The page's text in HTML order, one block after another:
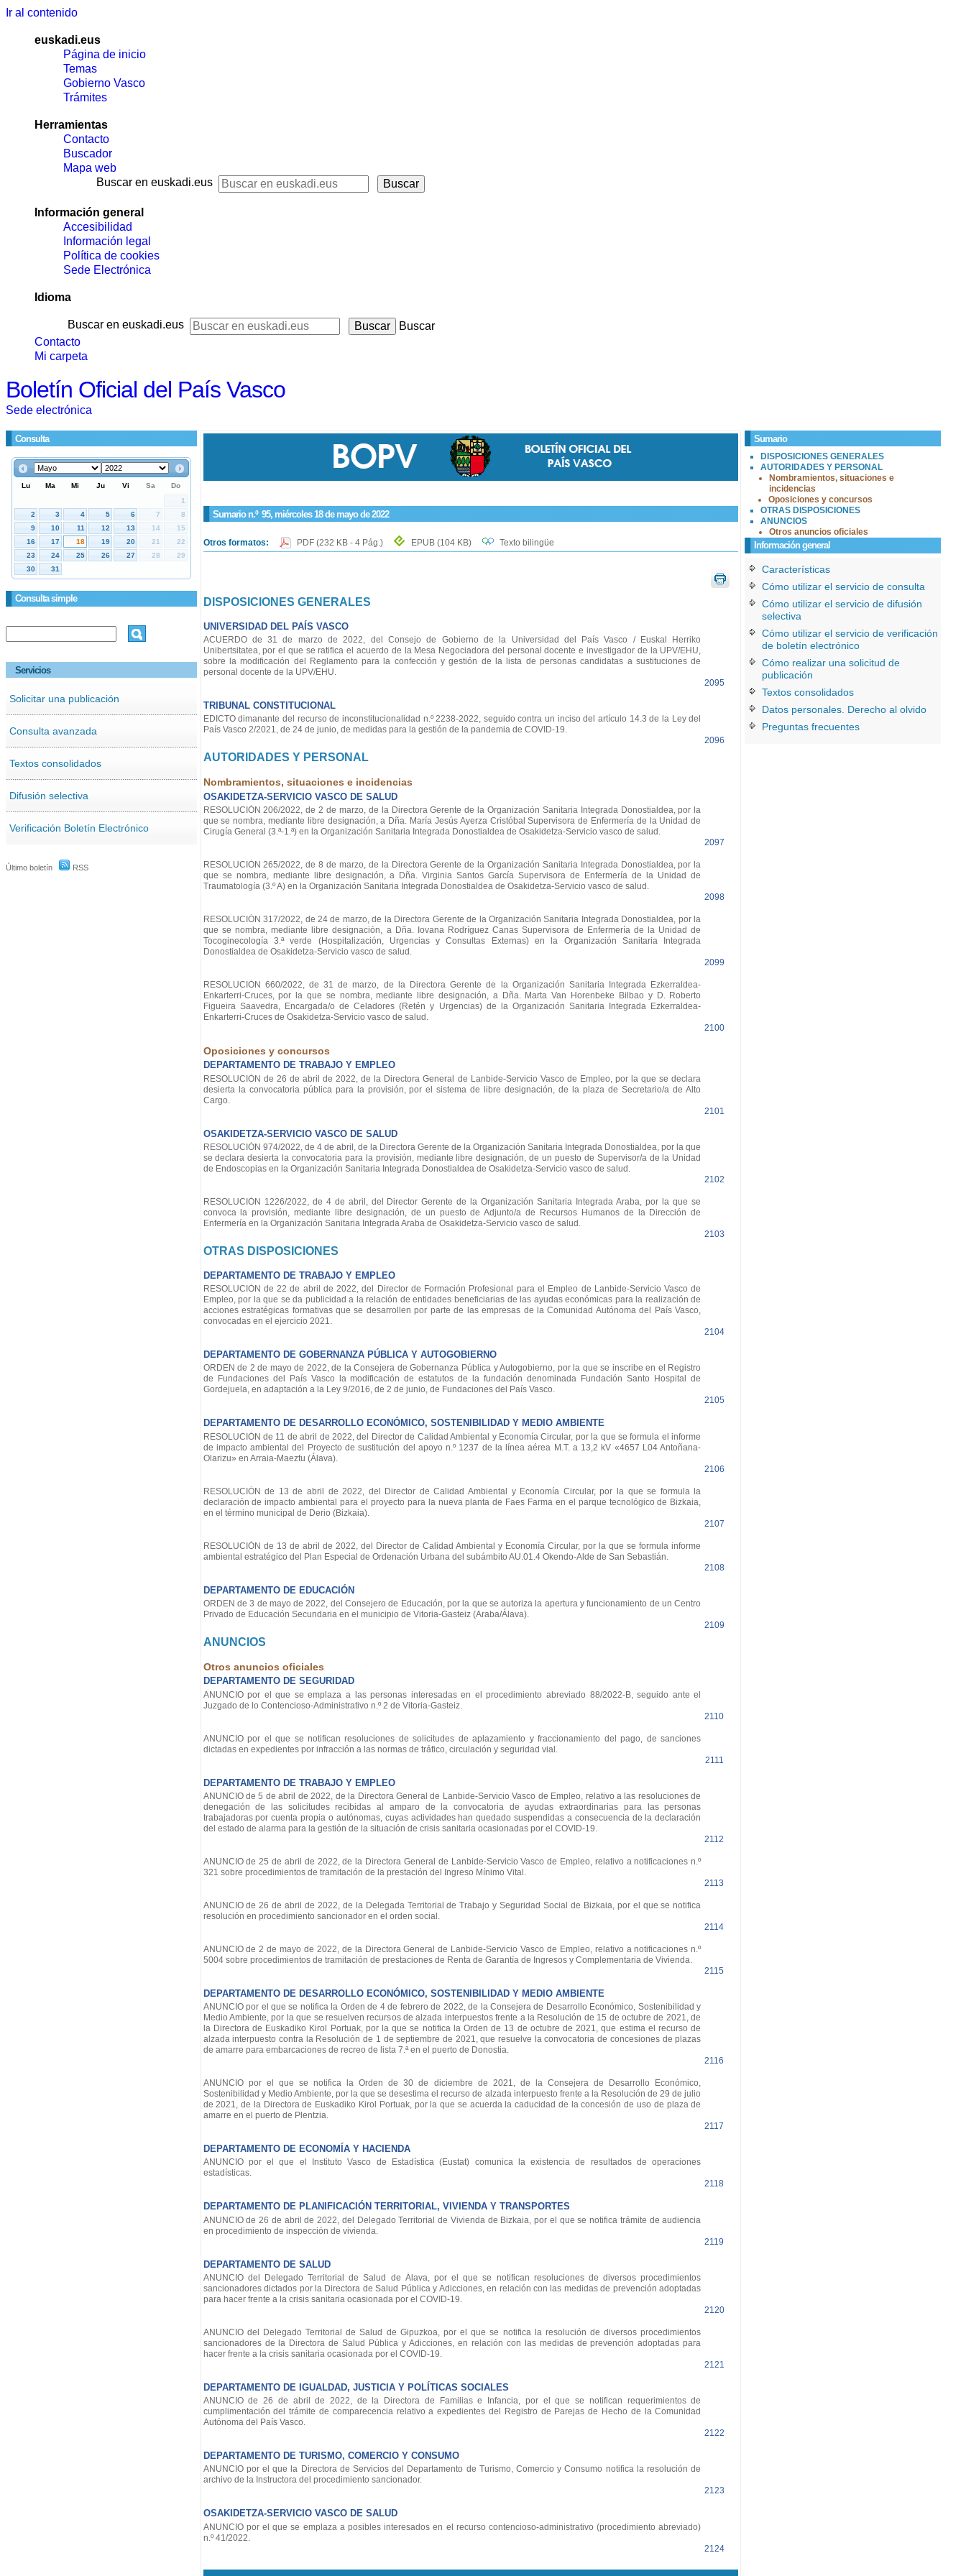
Ir al contenido
euskadi.eus
Página de inicio
Temas
Gobierno Vasco
Trámites
Herramientas
Contacto
Buscador
Mapa web
Buscar en euskadi.eus
Información general
Accesibilidad
Información legal
Política de cookies
Sede Electrónica
Idioma
Buscar en euskadi.eus
Buscar
Contacto
Mi carpeta
Boletín Oficial del País Vasco
Sede electrónica
Consulta
Consulta simple
Servicios
Solicitar una publicación
Consulta avanzada
Textos consolidados
Difusión selectiva
Verificación Boletín Electrónico
Último boletín RSS
Sumario n.º 95, miércoles 18 de mayo de 2022
Otros formatos: PDF (232 KB - 4 Pág.) EPUB (104 KB) Texto bilingüe
DISPOSICIONES GENERALES
UNIVERSIDAD DEL PAÍS VASCO
ACUERDO de 31 de marzo de 2022, del Consejo de Gobierno de la Universidad del País Vasco / Euskal Herriko
Unibertsitatea, por el que se ratifica el acuerdo de la Mesa Negociadora del personal docente e investigador de la UPV/EHU,
sobre la modificación del Reglamento para la confección y gestión de la lista de personas candidatas a sustituciones de
personal docente de la UPV/EHU.
2095
TRIBUNAL CONSTITUCIONAL
EDICTO dimanante del recurso de inconstitucionalidad n.º 2238-2022, seguido contra un inciso del artículo 14.3 de la Ley del
País Vasco 2/2021, de 24 de junio, de medidas para la gestión de la pandemia de COVID-19.
2096
AUTORIDADES Y PERSONAL
Nombramientos, situaciones e incidencias
OSAKIDETZA-SERVICIO VASCO DE SALUD
RESOLUCIÓN 206/2022, de 2 de marzo, de la Directora Gerente de la Organización Sanitaria Integrada Donostialdea, por la
que se nombra, mediante libre designación, a Dña. María Jesús Ayerza Cristóbal Supervisora de Enfermería de la Unidad de
Cirugía General (3.ª-1.ª) en la Organización Sanitaria Integrada Donostialdea de Osakidetza-Servicio vasco de salud.
2097
RESOLUCIÓN 265/2022, de 8 de marzo, de la Directora Gerente de la Organización Sanitaria Integrada Donostialdea, por la
que se nombra, mediante libre designación, a Dña. Virginia Santos García Supervisora de Enfermería de la Unidad de
Traumatología (3.º A) en la Organización Sanitaria Integrada Donostialdea de Osakidetza-Servicio vasco de salud.
2098
RESOLUCIÓN 317/2022, de 24 de marzo, de la Directora Gerente de la Organización Sanitaria Integrada Donostialdea, por la
que se nombra, mediante libre designación, a Dña. Iovana Rodríguez Canas Supervisora de Enfermería de la Unidad de
Tocoginecología 3.ª verde (Hospitalización, Urgencias y Consultas Externas) en la Organización Sanitaria Integrada
Donostialdea de Osakidetza-Servicio vasco de salud.
2099
RESOLUCIÓN 660/2022, de 31 de marzo, de la Directora Gerente de la Organización Sanitaria Integrada Ezkerraldea-
Enkarterri-Cruces, por la que se nombra, mediante libre designación, a Dña. Marta Van Horenbeke Bilbao y D. Roberto
Figueira Saavedra, Encargada/o de Celadores (Retén y Urgencias) de la Organización Sanitaria Integrada Ezkerraldea-
Enkarterri-Cruces de Osakidetza-Servicio vasco de salud.
2100
Oposiciones y concursos
DEPARTAMENTO DE TRABAJO Y EMPLEO
RESOLUCIÓN de 26 de abril de 2022, de la Directora General de Lanbide-Servicio Vasco de Empleo, por la que se declara
desierta la convocatoria pública para la provisión, por el sistema de libre designación, de la plaza de Secretario/a de Alto
Cargo.
2101
OSAKIDETZA-SERVICIO VASCO DE SALUD
RESOLUCIÓN 974/2022, de 4 de abril, de la Directora Gerente de la Organización Sanitaria Integrada Donostialdea, por la que
se declara desierta la convocatoria para la provisión, mediante libre designación, de un puesto de Supervisor/a de la Unidad
de Endoscopias en la Organización Sanitaria Integrada Donostialdea de Osakidetza-Servicio vasco de salud.
2102
RESOLUCIÓN 1226/2022, de 4 de abril, del Director Gerente de la Organización Sanitaria Integrada Araba, por la que se
convoca la provisión, mediante libre designación, de un puesto de Adjunto/a de Recursos Humanos de la Dirección de
Enfermería en la Organización Sanitaria Integrada Araba de Osakidetza-Servicio vasco de salud.
2103
OTRAS DISPOSICIONES
DEPARTAMENTO DE TRABAJO Y EMPLEO
RESOLUCIÓN de 22 de abril de 2022, del Director de Formación Profesional para el Empleo de Lanbide-Servicio Vasco de
Empleo, por la que se da publicidad a la relación de entidades beneficiarias de las ayudas económicas para la realización de
acciones estratégicas formativas que se desarrollen por parte de las empresas de la Comunidad Autónoma del País Vasco,
convocadas en el ejercicio 2021.
2104
DEPARTAMENTO DE GOBERNANZA PÚBLICA Y AUTOGOBIERNO
ORDEN de 2 de mayo de 2022, de la Consejera de Gobernanza Pública y Autogobierno, por la que se inscribe en el Registro
de Fundaciones del País Vasco la modificación de estatutos de la fundación denominada Fundación Santo Hospital de
Gordejuela, en adaptación a la Ley 9/2016, de 2 de junio, de Fundaciones del País Vasco.
2105
DEPARTAMENTO DE DESARROLLO ECONÓMICO, SOSTENIBILIDAD Y MEDIO AMBIENTE
RESOLUCIÓN de 11 de abril de 2022, del Director de Calidad Ambiental y Economía Circular, por la que se formula el informe
de impacto ambiental del Proyecto de sustitución del apoyo n.º 1237 de la línea aérea M.T. a 13,2 kV «4657 L04 Antoñana-
Olarizu» en Arraia-Maeztu (Álava).
2106
RESOLUCIÓN de 13 de abril de 2022, del Director de Calidad Ambiental y Economía Circular, por la que se formula la
declaración de impacto ambiental para el proyecto para la nueva planta de Faes Farma en el parque tecnológico de Bizkaia,
en el término municipal de Derio (Bizkaia).
2107
RESOLUCIÓN de 13 de abril de 2022, del Director de Calidad Ambiental y Economía Circular, por la que se formula informe
ambiental estratégico del Plan Especial de Ordenación Urbana del subámbito AU.01.4 Okendo-Alde de San Sebastián.
2108
DEPARTAMENTO DE EDUCACIÓN
ORDEN de 3 de mayo de 2022, del Consejero de Educación, por la que se autoriza la apertura y funcionamiento de un Centro
Privado de Educación Secundaria en el municipio de Vitoria-Gasteiz (Araba/Álava).
2109
ANUNCIOS
Otros anuncios oficiales
DEPARTAMENTO DE SEGURIDAD
ANUNCIO por el que se emplaza a las personas interesadas en el procedimiento abreviado 88/2022-B, seguido ante el
Juzgado de lo Contencioso-Administrativo n.º 2 de Vitoria-Gasteiz.
2110
ANUNCIO por el que se notifican resoluciones de solicitudes de aplazamiento y fraccionamiento del pago, de sanciones
dictadas en expedientes por infracción a las normas de tráfico, circulación y seguridad vial.
2111
DEPARTAMENTO DE TRABAJO Y EMPLEO
ANUNCIO de 5 de abril de 2022, de la Directora General de Lanbide-Servicio Vasco de Empleo, relativo a las resoluciones de
denegación de las solicitudes recibidas al amparo de la convocatoria de ayudas extraordinarias para las personas
trabajadoras por cuenta propia o autónomas, cuyas actividades han quedado suspendidas a consecuencia de la declaración
del estado de alarma para la gestión de la situación de crisis sanitaria ocasionadas por el COVID-19.
2112
ANUNCIO de 25 de abril de 2022, de la Directora General de Lanbide-Servicio Vasco de Empleo, relativo a notificaciones n.º
321 sobre procedimientos de tramitación de la prestación del Ingreso Mínimo Vital.
2113
ANUNCIO de 26 de abril de 2022, de la Delegada Territorial de Trabajo y Seguridad Social de Bizkaia, por el que se notifica
resolución en procedimiento sancionador en el orden social.
2114
ANUNCIO de 2 de mayo de 2022, de la Directora General de Lanbide-Servicio Vasco de Empleo, relativo a notificaciones n.º
5004 sobre procedimientos de tramitación de prestaciones de Renta de Garantía de Ingresos y Complementaria de Vivienda.
2115
DEPARTAMENTO DE DESARROLLO ECONÓMICO, SOSTENIBILIDAD Y MEDIO AMBIENTE
ANUNCIO por el que se notifica la Orden de 4 de febrero de 2022, de la Consejera de Desarrollo Económico, Sostenibilidad y
Medio Ambiente, por la que se resuelven recursos de alzada interpuestos frente a la Resolución de 15 de octubre de 2021, de
la Directora de Euskadiko Kirol Portuak, por la que se notifica la Orden de 13 de octubre de 2021, que estima el recurso de
alzada interpuesto contra la Resolución de 1 de septiembre de 2021, que resuelve la convocatoria de concesiones de plazas
de amarre para embarcaciones de recreo de lista 7.ª en el puerto de Donostia.
2116
ANUNCIO por el que se notifica la Orden de 30 de diciembre de 2021, de la Consejera de Desarrollo Económico,
Sostenibilidad y Medio Ambiente, por la que se desestima el recurso de alzada interpuesto frente a la Resolución de 29 de julio
de 2021, de la Directora de Euskadiko Kirol Portuak, por la que se acuerda la caducidad de la concesión de uso de plaza de
amarre en el puerto de Plentzia.
2117
DEPARTAMENTO DE ECONOMÍA Y HACIENDA
ANUNCIO por el que el Instituto Vasco de Estadística (Eustat) comunica la existencia de resultados de operaciones
estadísticas.
2118
DEPARTAMENTO DE PLANIFICACIÓN TERRITORIAL, VIVIENDA Y TRANSPORTES
ANUNCIO de 26 de abril de 2022, del Delegado Territorial de Vivienda de Bizkaia, por el que se notifica trámite de audiencia
en procedimiento de inspección de vivienda.
2119
DEPARTAMENTO DE SALUD
ANUNCIO del Delegado Territorial de Salud de Álava, por el que se notifican resoluciones de diversos procedimientos
sancionadores dictados por la Directora de Salud Pública y Adicciones, en relación con las medidas de prevención adoptadas
para hacer frente a la crisis sanitaria ocasionada por el COVID-19.
2120
ANUNCIO del Delegado Territorial de Salud de Gipuzkoa, por el que se notifica la resolución de diversos procedimientos
sancionadores de la Directora de Salud Pública y Adicciones, en relación con las medidas de prevención adoptadas para
hacer frente a la crisis sanitaria ocasionada por el COVID-19.
2121
DEPARTAMENTO DE IGUALDAD, JUSTICIA Y POLÍTICAS SOCIALES
ANUNCIO de 26 de abril de 2022, de la Directora de Familias e Infancia, por el que se notifican requerimientos de
cumplimentación del trámite de comparecencia relativo a expedientes del Registro de Parejas de Hecho de la Comunidad
Autónoma del País Vasco.
2122
DEPARTAMENTO DE TURISMO, COMERCIO Y CONSUMO
ANUNCIO por el que la Directora de Servicios del Departamento de Turismo, Comercio y Consumo notifica la resolución de
archivo de la Instructora del procedimiento sancionador.
2123
OSAKIDETZA-SERVICIO VASCO DE SALUD
ANUNCIO por el que se emplaza a posibles interesados en el recurso contencioso-administrativo (procedimiento abreviado)
n.º 41/2022.
2124
Sumario
DISPOSICIONES GENERALES
AUTORIDADES Y PERSONAL
Nombramientos, situaciones e
incidencias
Oposiciones y concursos
OTRAS DISPOSICIONES
ANUNCIOS
Otros anuncios oficiales
Información general
Características
Cómo utilizar el servicio de consulta
Cómo utilizar el servicio de difusión
selectiva
Cómo utilizar el servicio de verificación
de boletín electrónico
Cómo realizar una solicitud de
publicación
Textos consolidados
Datos personales. Derecho al olvido
Preguntas frecuentes